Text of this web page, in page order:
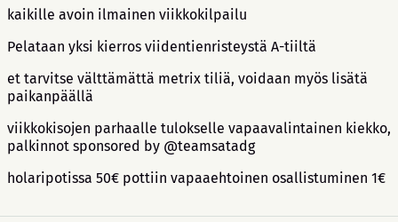
kaikille avoin ilmainen viikkokilpailu
Pelataan yksi kierros viidentienristeystä A-tiiltä
et tarvitse välttämättä metrix tiliä, voidaan myös lisätä
paikanpäällä
viikkokisojen parhaalle tulokselle vapaavalintainen kiekko,
palkinnot sponsored by @teamsatadg
holaripotissa 50€ pottiin vapaaehtoinen osallistuminen 1€